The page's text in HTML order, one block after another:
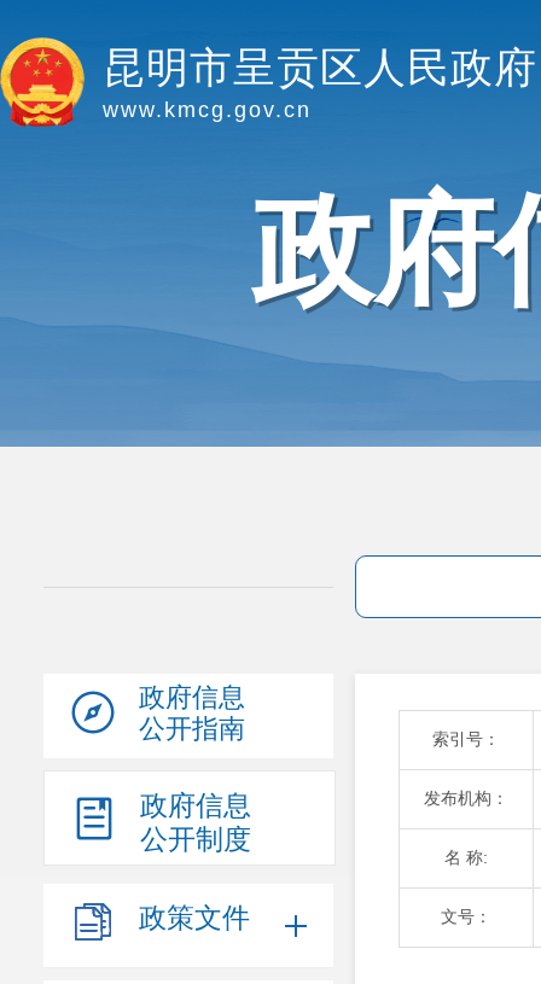
昆明市呈贡区人民政府
www.kmcg.gov.cn
政府
政府信息
公开指南
政府信息
公开制度
政策文件
索引号：
发布机构：
名 称:
文号：